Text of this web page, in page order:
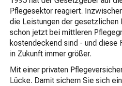
Pflegesektor reagiert.
die Leistungen der gesetzlichen
schon jetzt bei mittleren
kostendeckend sind - und diese
in Zukunft immer größer.
Mit einer privaten
Lücke. Damit sichern Sie sich